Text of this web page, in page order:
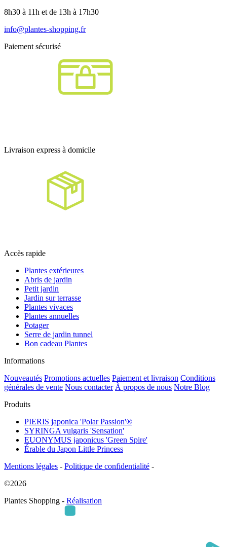
8h30 à 11h et de 13h à 17h30
info@plantes-shopping.fr
Paiement sécurisé
Livraison express à domicile
Accès rapide
Plantes extérieures
Abris de jardin
Petit jardin
Jardin sur terrasse
Plantes vivaces
Plantes annuelles
Potager
Serre de jardin tunnel
Bon cadeau Plantes
Informations
Nouveautés Promotions actuelles Paiement et livraison Conditions
générales de vente Nous contacter À propos de nous Notre Blog
Produits
PIERIS japonica 'Polar Passion'®
SYRINGA vulgaris 'Sensation'
EUONYMUS japonicus 'Green Spire'
Érable du Japon Little Princess
Mentions légales - Politique de confidentialité -
©2026
Plantes Shopping - Réalisation